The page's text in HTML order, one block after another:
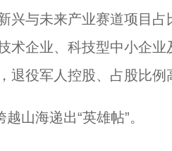
与未来产业赛道项目占
术企业、科技型中小企
退役军人控股、占股比例
山海递出“英雄帖”。